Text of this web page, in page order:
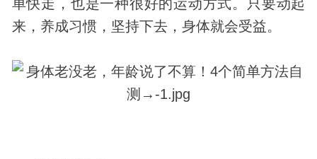
单快走，也是一种很好的运动方式。只要动起
来，养成习惯，坚持下去，身体就会受益。